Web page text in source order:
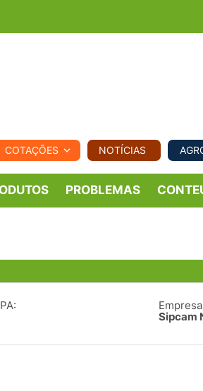
REGIONAL COMERCIAL
COTAÇÕES NOTÍCIAS
PROBLEMAS
Sipcam